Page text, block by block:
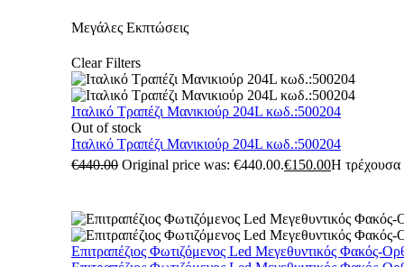
Μεγάλες Εκπτώσεις
Clear Filters
Ιταλικό Τραπέζι Μανικιούρ 204L κωδ.:500204
Out of stock
Ιταλικό Τραπέζι Μανικιούρ 204L κωδ.:500204
€440.00 Original price was: €440.00.€150.00Η τρέχουσα
Επιτραπέζιος Φωτιζόμενος Led Μεγεθυντικός Φακός-